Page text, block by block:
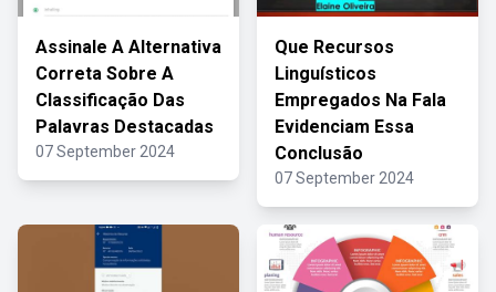
Assinale A Alternativa
Correta Sobre A
Classificação Das
Palavras Destacadas
07 September 2024
Que Recursos
Linguísticos
Empregados Na Fala
Evidenciam Essa
Conclusão
07 September 2024